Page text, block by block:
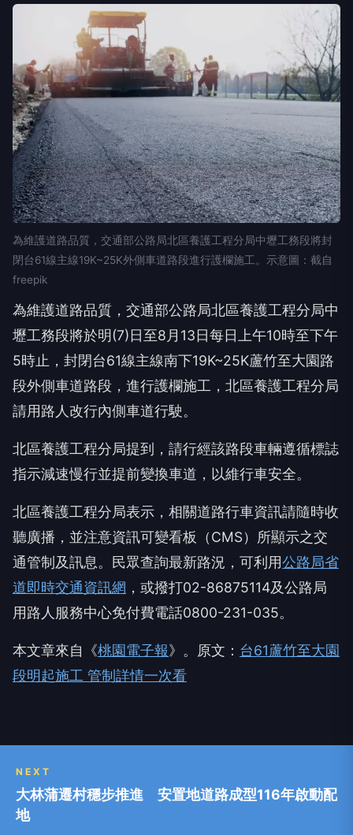
為維護道路品質，交通部公路局北區養護工程分局中壢工務段將封
閉台61線主線19K~25K外側車道路段進行護欄施工。示意圖：截自
freepik
為維護道路品質，交通部公路局北區養護工程分局中
壢工務段將於明(7)日至8月13日每日上午10時至下午
5時止，封閉台61線主線南下19K~25K蘆竹至大園路
段外側車道路段，進行護欄施工，北區養護工程分局
請用路人改行內側車道行駛。
北區養護工程分局提到，請行經該路段車輛遵循標誌
指示減速慢行並提前變換車道，以維行車安全。
北區養護工程分局表示，相關道路行車資訊請隨時收
聽廣播，並注意資訊可變看板（CMS）所顯示之交
通管制及訊息。民眾查詢最新路況，可利用公路局省
道即時交通資訊網 ，或撥打02-86875114及公路局
用路人服務中心免付費電話0800-231-035。
本文章來自《桃園電子報》。原文： 台61蘆竹至大園
段明起施工 管制詳情一次看
NEXT
大林蒲遷村穩步推進 安置地道路成型116年啟動配
地